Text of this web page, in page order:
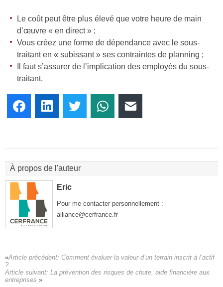
Le coût peut être plus élevé que votre heure de main
d’œuvre « en direct » ;
Vous créez une forme de dépendance avec le sous-
traitant en « subissant » ses contraintes de planning ;
Il faut s’assurer de l’implication des employés du sous-
traitant.
FacebookLinkedInTwitter WhatsApp
À propos de l'auteur
Eric
Pour me contacter personnellement :
alliance@cerfrance.fr
Article précédent: Comment évaluer la valeur d’un terrain inscrit à l’actif
?
Article suivant: La prévention des risques de chute, aide financière aux
entreprises